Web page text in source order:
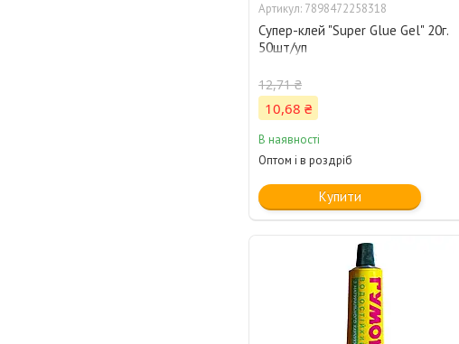
7898472258318
Супер-клей "Super Glue Gel" 20г.
50шт/уп
12,71 ₴
10,68 ₴
В наявності
Оптом і в роздріб
Купити